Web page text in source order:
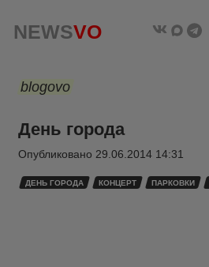
NEWSVO
blogovo
День города
Опубликовано 29.06.2014 14:31
ДЕНЬ ГОРОДА КОНЦЕРТ ПАРКОВКИ